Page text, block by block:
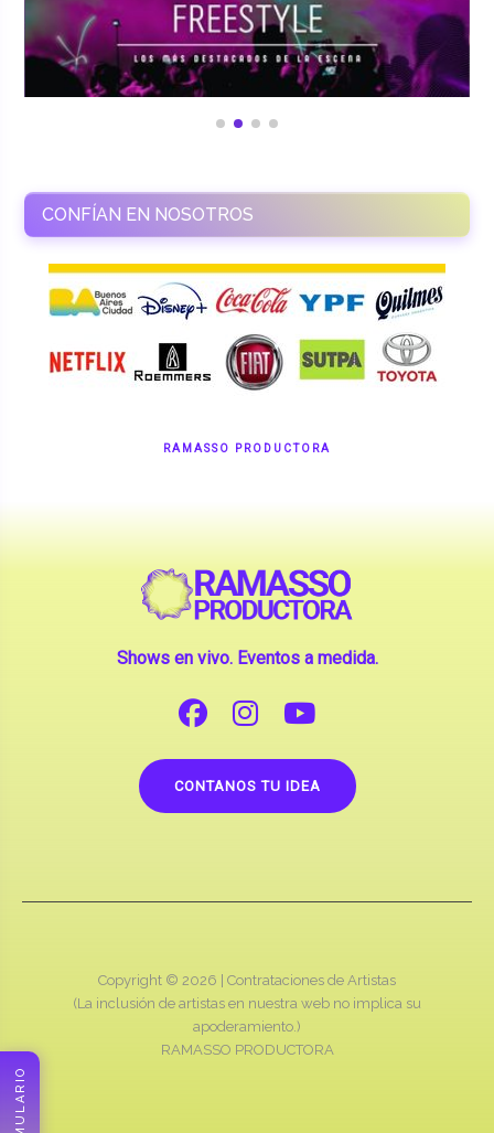
CONFÍAN EN NOSOTROS
RAMASSO PRODUCTORA
Shows en vivo. Eventos a medida.
CONTANOS TU IDEA
Copyright © 2026 | Contrataciones de Artistas
(La inclusión de artistas en nuestra web no implica su
apoderamiento.)
RAMASSO PRODUCTORA